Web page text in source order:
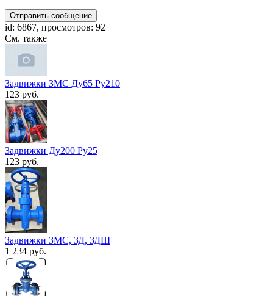
Отправить сообщение
id: 6867, просмотров: 92
См. также
Задвижки ЗМС Ду65 Ру210
123 руб.
Задвижки Ду200 Ру25
123 руб.
Задвижки ЗМС, ЗД, ЗДШ
1 234 руб.